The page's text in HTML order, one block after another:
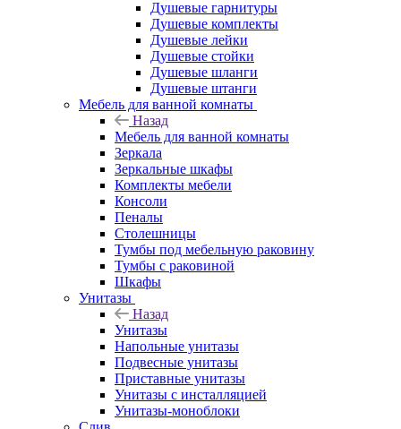
Душевые гарнитуры
Душевые комплекты
Душевые лейки
Душевые стойки
Душевые шланги
Душевые штанги
Мебель для ванной комнаты
Назад
Мебель для ванной комнаты
Зеркала
Зеркальные шкафы
Комплекты мебели
Консоли
Пеналы
Столешницы
Тумбы под мебельную раковину
Тумбы с раковиной
Шкафы
Унитазы
Назад
Унитазы
Напольные унитазы
Подвесные унитазы
Приставные унитазы
Унитазы с инсталляцией
Унитазы-моноблоки